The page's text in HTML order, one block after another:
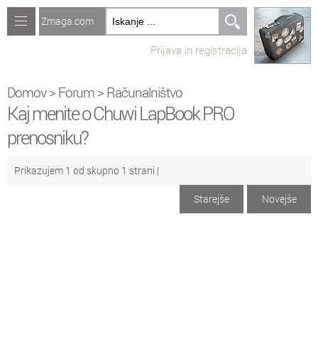
Računalništvo
Recepti
Naredi sam
Zmaga.com
Prijava in registracija
Domov> Forum > Računalništvo
Kaj menite o Chuwi LapBook PRO
prenosniku?
Prikazujem 1 od skupno 1 strani |
Novejše
Starejše